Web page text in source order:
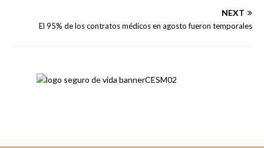
NEXT
El 95% de los contratos médicos en agosto fueron temporales